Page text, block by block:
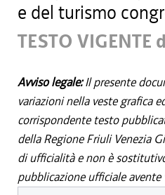
e del turismo
TESTO
Avviso legale:Il presente
variazioni nella veste grafica
corrispondente testo
della Regione Friuli Venezia
di ufficialità e non è
pubblicazione ufficiale avente